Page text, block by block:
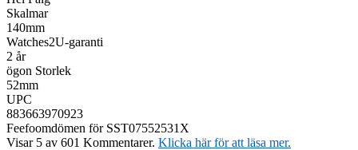
Skalmar
140mm
Watches2U-garanti
2 år
ögon Storlek
52mm
UPC
883663970923
Feefoomdömen för SST07552531X
Visar 5 av 601 Kommentarer. Klicka här för att läsa mer.